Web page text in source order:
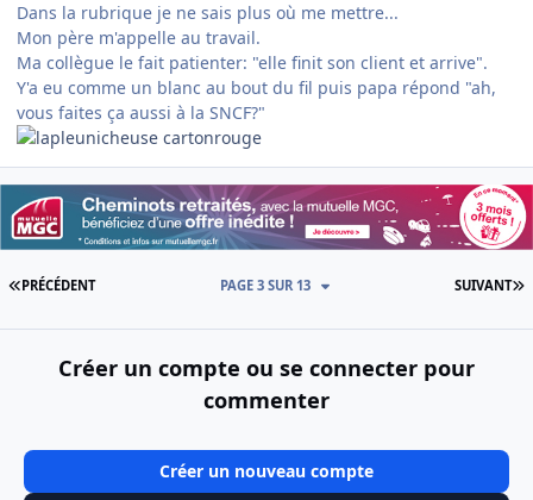
Dans la rubrique je ne sais plus où me mettre...
Mon père m'appelle au travail.
Ma collègue le fait patienter: "elle finit son client et arrive".
Y'a eu comme un blanc au bout du fil puis papa répond "ah,
vous faites ça aussi à la SNCF?"
cartonrouge
PREMIÈRE PAGE
PRÉCÉDENT SUIVANT
PAGE 3 SUR 13
Créer un compte ou se connecter pour
commenter
Créer un nouveau compte